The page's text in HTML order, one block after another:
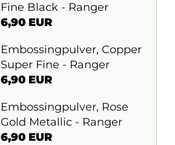
Fine Black - Ranger
6,90 EUR
Embossingpulver, Copper
Super Fine - Ranger
6,90 EUR
Embossingpulver, Rose
Gold Metallic - Ranger
6,90 EUR